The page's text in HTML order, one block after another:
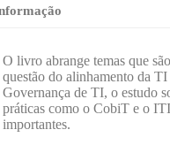
O livro abrange temas que
questão do alinhamento da
Governança de TI, o estudo
práticas como o CobiT e o
importantes.